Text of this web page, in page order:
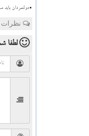
دولتمردان باید
نظرات
لطفا